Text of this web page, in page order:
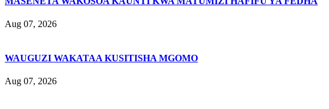
Aug 07, 2026
WAUGUZI WAKATAA KUSITISHA MGOMO
Aug 07, 2026